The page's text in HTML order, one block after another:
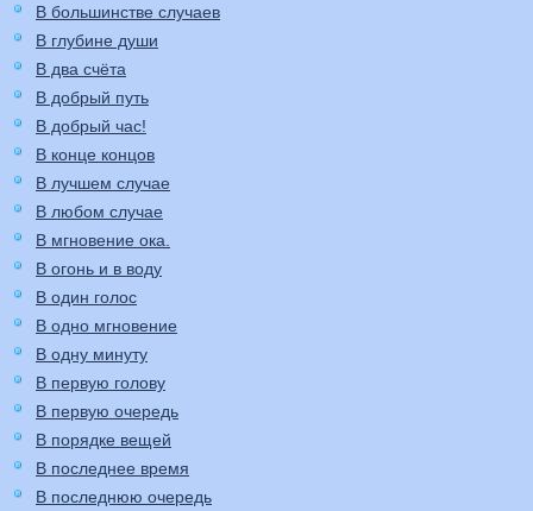
В большинстве случаев
В глубине души
В два счёта
В добрый путь
В добрый час!
В конце концов
В лучшем случае
В любом случае
В мгновение ока.
В огонь и в воду
В один голос
В одно мгновение
В одну минуту
В первую голову
В первую очередь
В порядке вещей
В последнее время
В последнюю очередь